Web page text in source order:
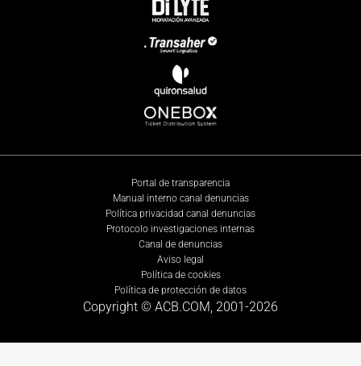
Portal de transparencia
Manual interno canal denuncias
Política privacidad canal denuncias
Protocolo investigaciones internas
Canal de denuncias
Aviso legal
Política de cookies
Política de protección de datos
Copyright © ACB.COM, 2001-2026